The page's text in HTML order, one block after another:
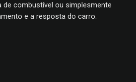
de combustível ou simplesmente
e a resposta do carro.